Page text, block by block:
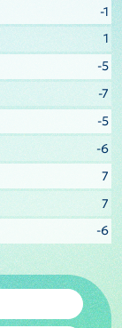
-1
1
-5
-7
-5
-6
7
7
-6